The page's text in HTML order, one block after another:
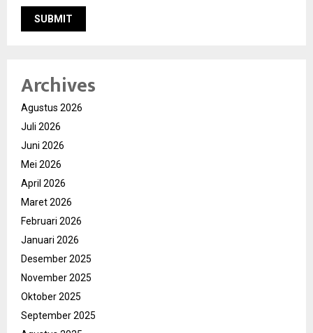
Archives
Agustus 2026
Juli 2026
Juni 2026
Mei 2026
April 2026
Maret 2026
Februari 2026
Januari 2026
Desember 2025
November 2025
Oktober 2025
September 2025